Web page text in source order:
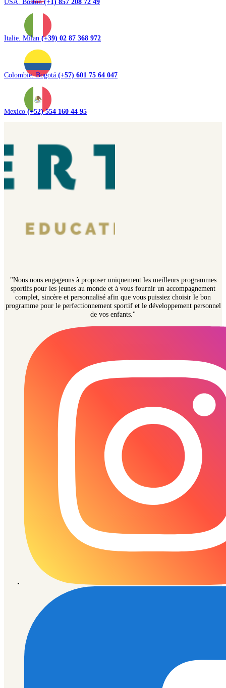
Italie. Milan (+39) 02 87 368 972
Colombie. Bogotá (+57) 601 75 64 047
Mexico (+52) 554 160 44 95
"Nous nous engageons à proposer uniquement les meilleurs programmes
sportifs pour les jeunes au monde et à vous fournir un accompagnement
complet, sincère et personnalisé afin que vous puissiez choisir le bon
programme pour le perfectionnement sportif et le développement personnel
de vos enfants."